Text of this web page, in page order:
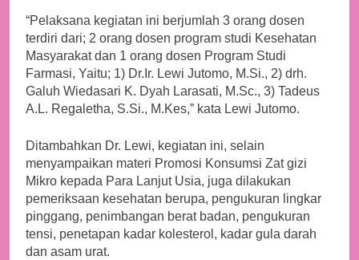
“Pelaksana kegiatan ini berjumlah 3 orang dosen
terdiri dari; 2 orang dosen program studi Kesehatan
Masyarakat dan 1 orang dosen Program Studi
Farmasi, Yaitu; 1) Dr.Ir. Lewi Jutomo, M.Si., 2) drh.
Galuh Wiedasari K. Dyah Larasati, M.Sc., 3) Tadeus
A.L. Regaletha, S.Si., M.Kes,” kata Lewi Jutomo.
Ditambahkan Dr. Lewi, kegiatan ini, selain
menyampaikan materi Promosi Konsumsi Zat gizi
Mikro kepada Para Lanjut Usia, juga dilakukan
pemeriksaan kesehatan berupa, pengukuran lingkar
pinggang, penimbangan berat badan, pengukuran
tensi, penetapan kadar kolesterol, kadar gula darah
dan asam urat.